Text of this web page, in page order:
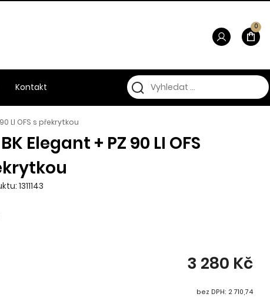
LI OFS s překrytkou
Elegant + PZ 90 LI OFS
1311143
3 280 Kč
bez DPH: 2 710,74
Kontakt
0